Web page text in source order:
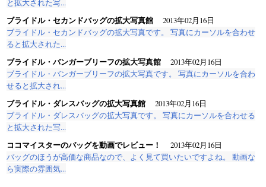
ブライドル・セカンドバッグの拡大写真館 2013年02月16日
ブライドル・セカンドバッグの拡大写真です。 写真にカーソルを合わせ
ると拡大された...
ブライドル・バンガーブリーフの拡大写真館 2013年02月16日
ブライドル・バンガーブリーフの拡大写真です。 写真にカーソルを合わ
せると拡大され...
ブライドル・ダレスバッグの拡大写真館 2013年02月16日
ブライドル・ダレスバッグの拡大写真です。 写真にカーソルを合わせる
と拡大された写...
ココマイスターのバッグを動画でレビュー！
2013年02月16日
バッグのほうが高価な商品なので、よく見て買いたいですよね。 動画な
ら実際の雰囲気...